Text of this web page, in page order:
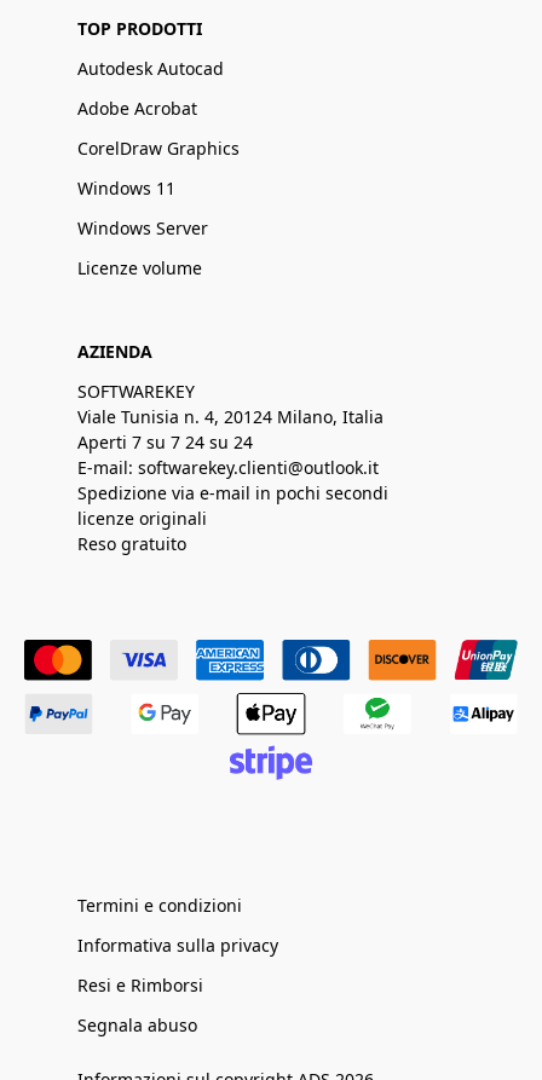
TOP PRODOTTI
Autodesk Autocad
Adobe Acrobat
CorelDraw Graphics
Windows 11
Windows Server
Licenze volume
AZIENDA
SOFTWAREKEY
Viale Tunisia n. 4, 20124 Milano, Italia
Aperti 7 su 7 24 su 24
E-mail: softwarekey.clienti@outlook.it
Spedizione via e-mail in pochi secondi
licenze originali
Reso gratuito
Termini e condizioni
Informativa sulla privacy
Resi e Rimborsi
Segnala abuso